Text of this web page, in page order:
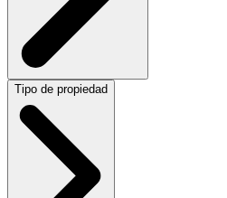
Tipo de propiedad